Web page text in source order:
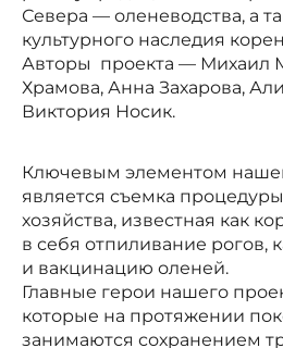
Севера — оленеводства, а
культурного наследия
Авторы проекта — Михаил
Храмова, Анна Захарова,
Виктория Носик.
Ключевым элементом
является съемка
хозяйства, известная как
в себя отпиливание рогов,
и вакцинацию оленей.
Главные герои нашего
которые на протяжении
занимаются сохранением